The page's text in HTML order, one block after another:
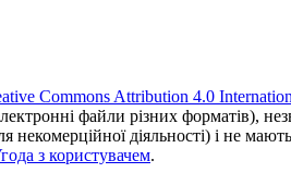
Commons Attribution 4.0
файли різних форматів),
діяльності) і не
з користувачем.